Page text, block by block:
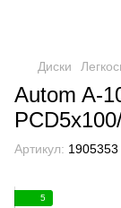
Диски
Autom A-
Артикул: 1905353
5